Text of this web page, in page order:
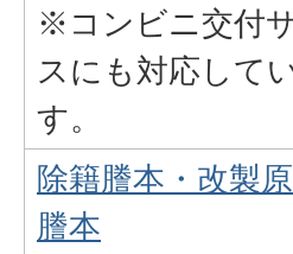
※コンビニ交付
スにも対応して
す。
除籍謄本・改製
謄本